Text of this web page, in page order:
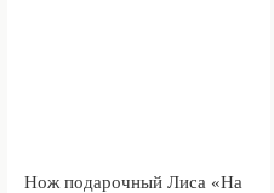
Нож подарочный Лиса «На